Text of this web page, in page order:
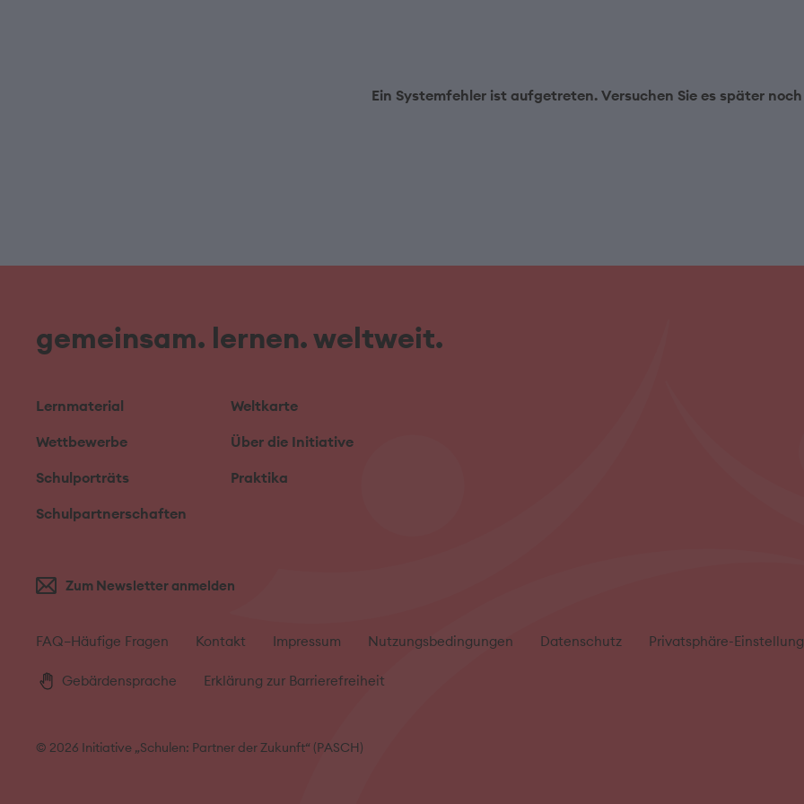
Ein Systemfehler ist aufgetreten. Versuchen Sie es später
gemeinsam. lernen. weltweit.
Lernmaterial
Wettbewerbe
Schulporträts
Schulpartnerschaften
Weltkarte
Über die Initiative
Praktika
Zum Newsletter anmelden
FAQ–Häufige Fragen Kontakt Impressum Nutzungsbedingungen Datenschutz Privatsphäre-
Gebärdensprache Erklärung zur Barrierefreiheit
© 2026 Initiative „Schulen: Partner der Zukunft“ (PASCH)